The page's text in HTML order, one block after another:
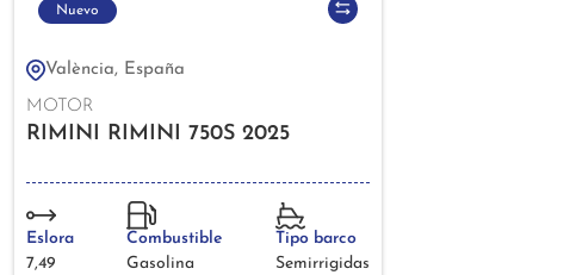
Nuevo
València, España
MOTOR
RIMINI RIMINI 750S 2025
Eslora
7,49
Combustible
Gasolina
Tipo barco
Semirrigidas